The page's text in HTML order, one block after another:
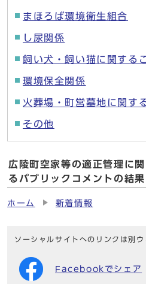
まほろば環境衛生組合
し尿関係
飼い犬・飼い猫に関する
環境保全関係
火葬場・町営墓地に関す
その他
広陵町空家等の適正管理に
るパブリックコメントの結
ホーム 新着情報
ソーシャルサイトへのリンクは別
Facebookでシェア